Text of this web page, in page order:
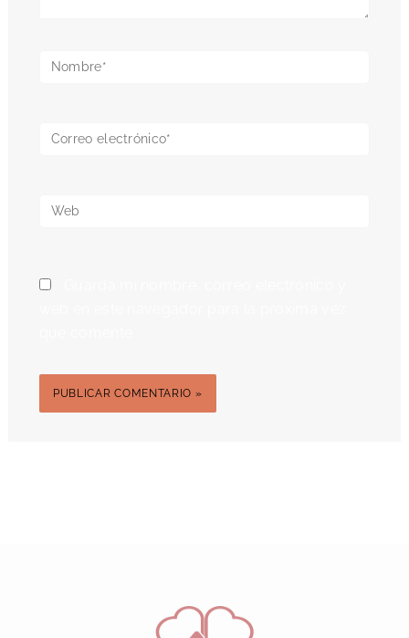
Nombre*
Correo
Web